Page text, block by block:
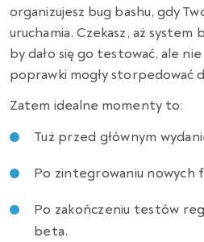
organizujesz bug bashu, gdy
uruchamia. Czekasz, aż
by dało się go testować, ale
poprawki mogły storpedować
Zatem idealne momenty to:
Tuż przed głównym
Po zintegrowaniu nowych
Po zakończeniu testów
beta.